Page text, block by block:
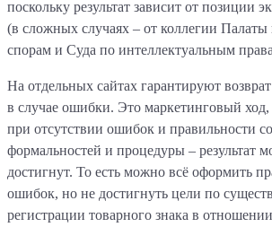
поскольку результат зависит от позиции
(в сложных случаях – от коллегии
спорам и Суда по интеллектуальным
На отдельных сайтах гарантируют
в случае ошибки. Это маркетинговый ход,
при отсутствии ошибок и правильности
формальностей и процедуры – результат
достигнут. То есть можно всё оформить
ошибок, но не достигнуть цели по
регистрации товарного знака в